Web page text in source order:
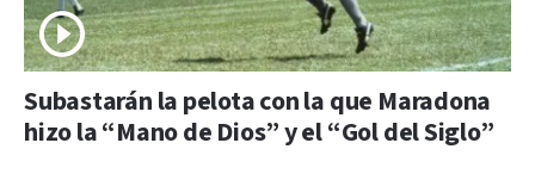
Subastarán la pelota con la que Maradona
hizo la “Mano de Dios” y el “Gol del Siglo”